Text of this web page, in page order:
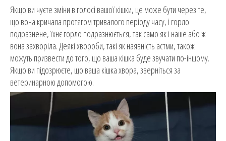
Якщо ви чуєте зміни в голосі вашої кішки, це може бути через те,
що вона кричала протягом тривалого періоду часу, і горло
подразнене, їхнє горло подразнюється, так само як і наше або ж
вона захворіла. Деякі хвороби, такі як наявність астми, також
можуть призвести до того, що ваша кішка буде звучати по-іншому.
Якщо ви підозрюєте, що ваша кішка хвора, зверніться за
ветеринарною допомогою.